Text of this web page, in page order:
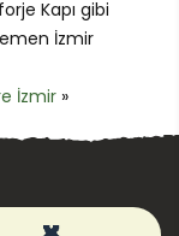
Kapı gibi
İzmir
İzmir »